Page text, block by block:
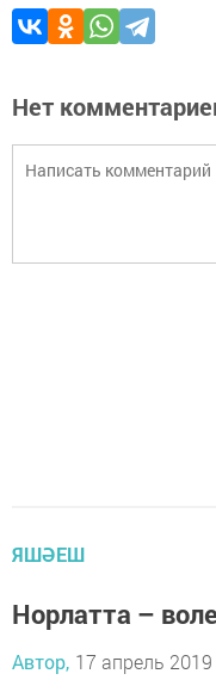
Нет
ЯШӘЕШ
Норлатта –
Автор, 17 апрель 2019